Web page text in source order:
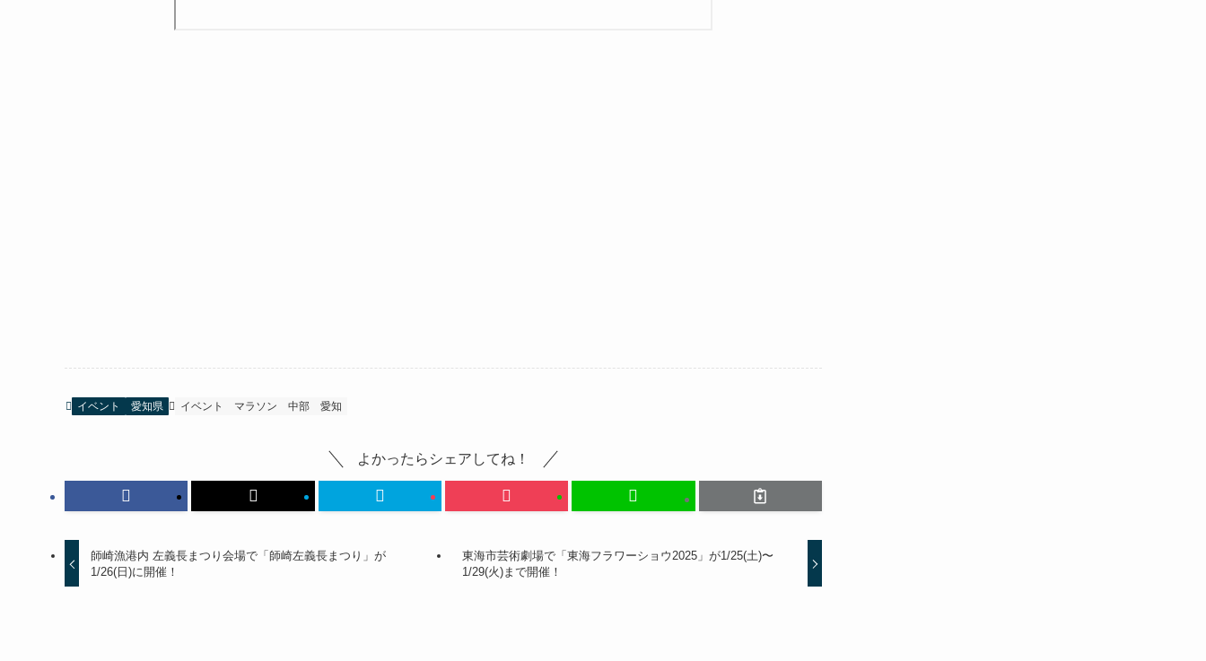
イベント 愛知県 イベント マラソン 中部 愛知
よかったらシェアしてね！
師崎漁港内 左義長まつり会場で「師崎左義長まつり」が
1/26(日)に開催！
東海市芸術劇場で「東海フラワーショウ2025」が1/25(土)〜
1/29(火)まで開催！